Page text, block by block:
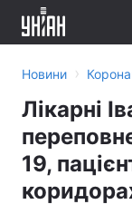
Новини ›
Лікарні
19,